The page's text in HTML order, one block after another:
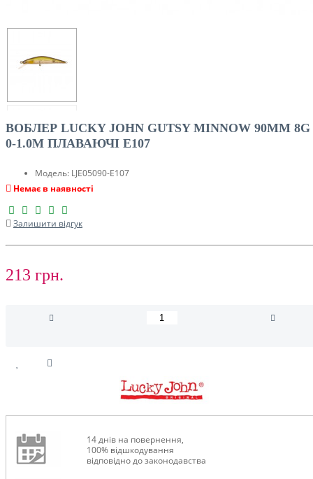
ВОБЛЕР LUCKY JOHN GUTSY MINNOW 90MM 8G
0-1.0M ПЛАВАЮЧІ E107
Модель: LJE05090-E107
Немає в наявності
Залишити відгук
213 грн.
14 днів на повернення,
100% відшкодування
відповідно до законодавства